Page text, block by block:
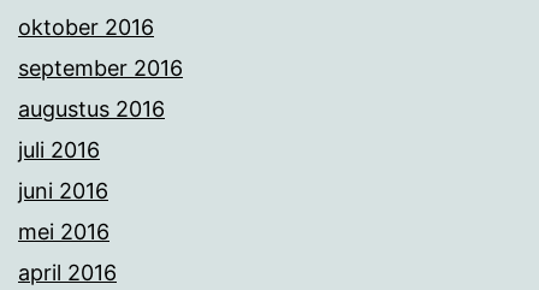
oktober 2016
september 2016
augustus 2016
juli 2016
juni 2016
mei 2016
april 2016